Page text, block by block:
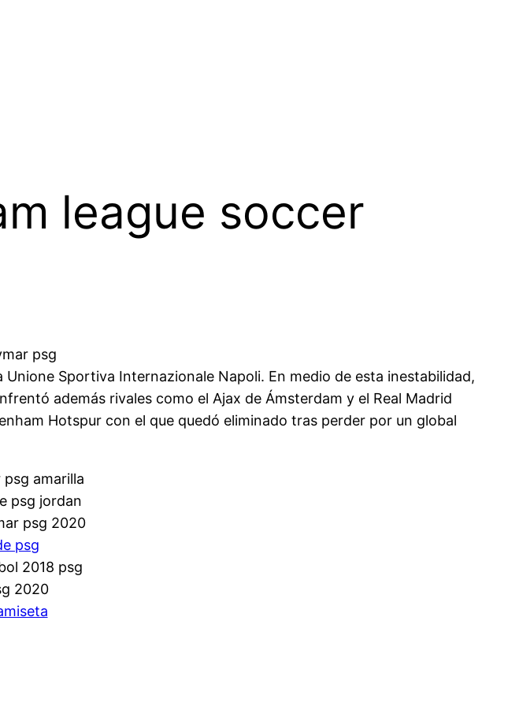
league soccer
Sportiva Internazionale Napoli. En medio de esta inestabilidad,
además rivales como el Ajax de Ámsterdam y el Real Madrid
Hotspur con el que quedó eliminado tras perder por un global